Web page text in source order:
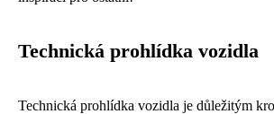
Technická prohlídka vozidla
Technická prohlídka vozidla je důležitým